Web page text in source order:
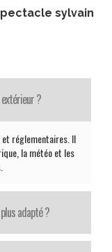
sylvain
?
réglementaires. Il
la météo et les
adapté ?